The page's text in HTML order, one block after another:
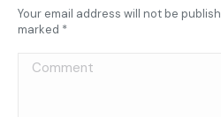
Your email address will not be
marked *
Comment